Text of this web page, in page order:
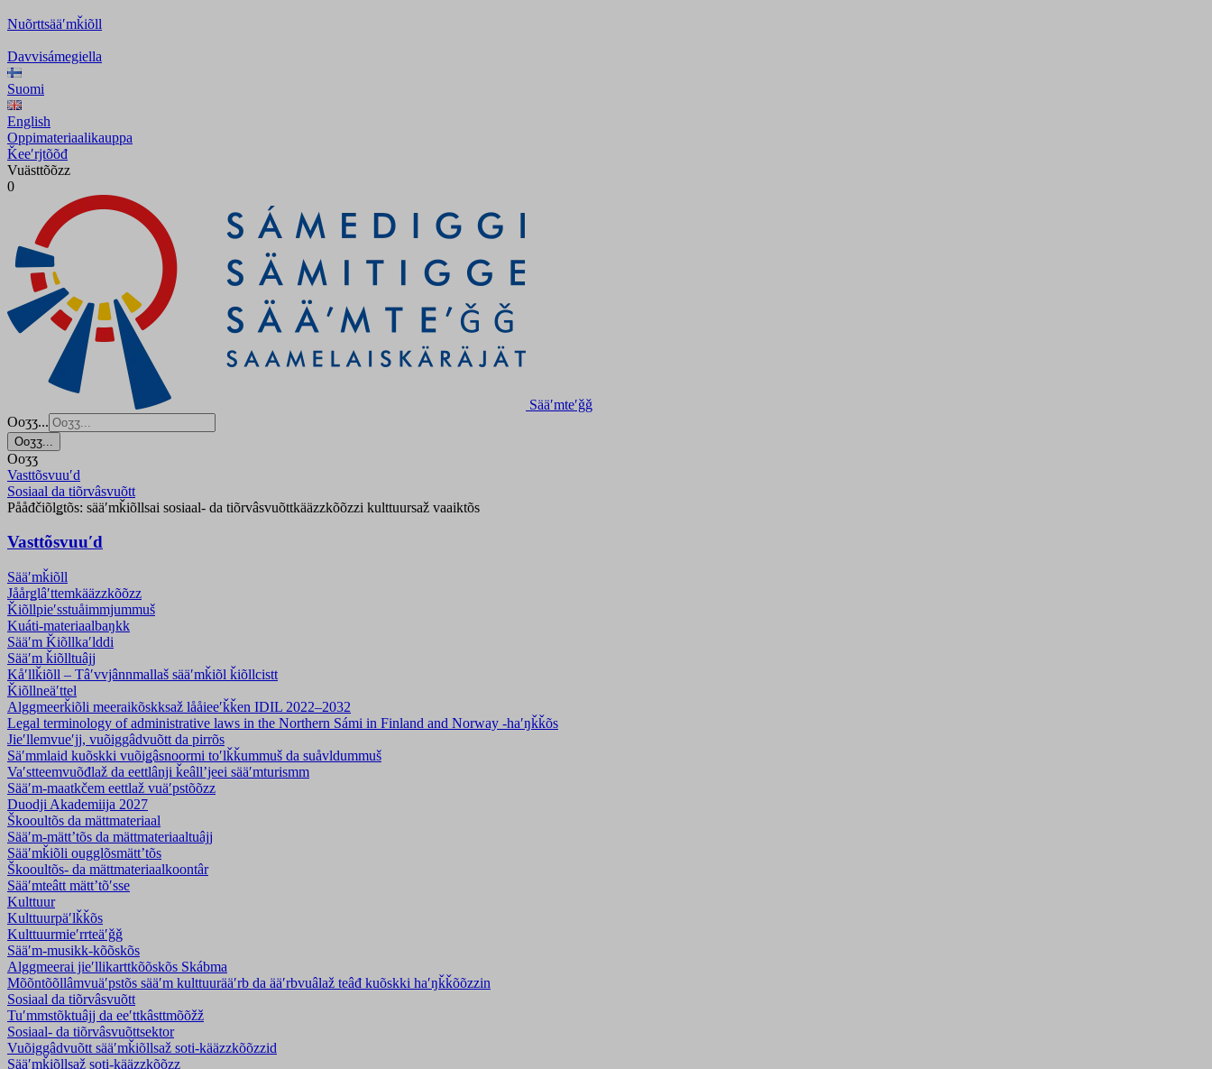
Nuõrttsääʹmǩiõll
Davvisámegiella
Suomi
English
Oppimateriaalikauppa
Ǩeeʹrjtõõđ
Vuästtõõzz
0
Sääʹmteʹǧǧ
Ooʒʒ...
Ooʒʒ...
Ooʒʒ
Vasttõsvuuʹd
Sosiaal da tiõrvâsvuõtt
Pååđčiõlǥtõs: sääʹmǩiõllsai sosiaal- da tiõrvâsvuõttkääzzkõõzzi kulttuursaž vaaiktõs
Vasttõsvuuʹd
Sääʹmǩiõll
Jåårǥlâʹttemkääzzkõõzz
Ǩiõllpieʹss­tuåimmjummuš
Kuáti-materiaalbaŋkk
Sääʹm Ǩiõllkaʹlddi
Sääʹm ǩiõlltuâjj
Kåʹllǩiõll – Tâʹvvjânnmallaš sääʹmǩiõl ǩiõllcistt
Ǩiõllneäʹttel
Alggmeerǩiõli meeraikõskksaž lååieeʹǩǩen IDIL 2022–2032
Legal terminology of administrative laws in the Northern Sámi in Finland and Norway -haʹŋǩǩõs
Jieʹllemvueʹjj, vuõiggâdvuõtt da pirrõs
Säʹmmlaid kuõskki vuõiǥâsnoormi toʹlǩǩummuš da suåvldummuš
Vaʹstteemvuõđlaž da eettlânji ǩeâllʼjeei sääʹmturismm
Sääʹm-maatkčem eettlaž vuäʹpstõõzz
Duodji Akademiija 2027
Škooultõs da mättmateriaal
Sääʹm-mättʼtõs da mättmateriaaltuâjj
Sääʹmǩiõli ougglõsmättʼtõs
Škooultõs- da mättmateriaalkoontâr
Sääʹmteâtt mättʼtõʹsse
Kulttuur
Kulttuurpäʹlǩǩõs
Kulttuurmieʹrrteäʹǧǧ
Sääʹm-musikk-kõõskõs
Alggmeerai jieʹllikarttkõõskõs Skábma
Mõõntõõllâmvuäʹpstõs sääʹm kulttuurääʹrb da ääʹrbvuâlaž teâđ kuõskki haʹŋǩǩõõzzin
Sosiaal da tiõrvâsvuõtt
Tuʹmmstõktuâjj da eeʹttkâsttmõõžž
Sosiaal- da tiõrvâsvuõttsektor
Vuõiggâdvuõtt sääʹmǩiõllsaž soti-kääzzkõõzzid
Sääʹmǩiõllsaž soti-kääzzkõõzz